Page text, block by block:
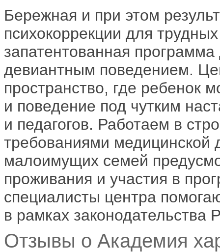
Бережная и при этом
психокоррекции для
запатентованная
девиантным поведением.
пространство, где ребенок
и поведение под чутким
и педагогов. Работаем в
требованиями медицинской
малоимущих семей
проживания и участия в
специалисты центра
в рамках законодательства
Отзывы о Академия